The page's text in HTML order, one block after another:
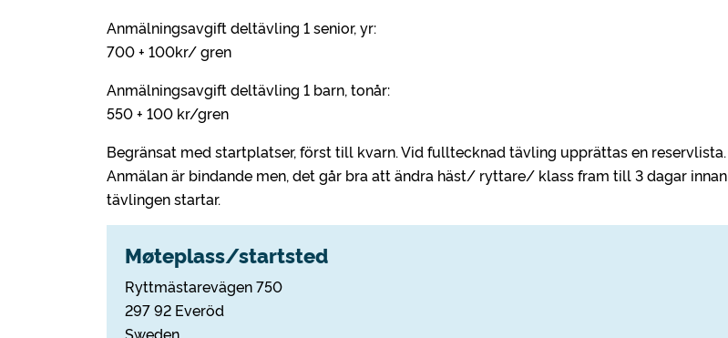
Anmälningsavgift deltävling 1 senior, yr:
700 + 100kr/ gren
Anmälningsavgift deltävling 1 barn, tonår:
550 + 100 kr/gren
Begränsat med startplatser, först till kvarn. Vid fulltecknad tävling upprättas en reservlista.
Anmälan är bindande men, det går bra att ändra häst/ ryttare/ klass fram till 3 dagar innan
tävlingen startar.
Møteplass/startsted
Ryttmästarevägen 750
297 92 Everöd
Sweden